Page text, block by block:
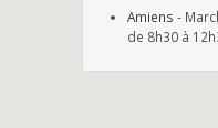
Amiens -
de 8h30 à